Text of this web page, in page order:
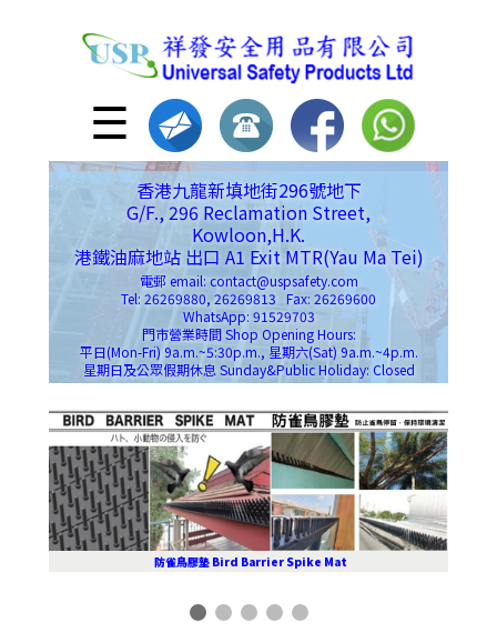
☰
香港九龍新填地街296號地下
G/F., 296 Reclamation Street,
Kowloon,H.K.
港鐵油麻地站 出口 A1 Exit MTR(Yau Ma Tei)
電郵 email: contact@uspsafety.com
Tel: 26269880, 26269813 Fax: 26269600
WhatsApp: 91529703
門市營業時間 Shop Opening Hours:
平日(Mon-Fri) 9a.m.~5:30p.m., 星期六(Sat) 9a.m.~4p.m.
星期日及公眾假期休息 Sunday&Public Holiday: Closed
防雀鳥膠墊 Bird Barrier Spike Mat